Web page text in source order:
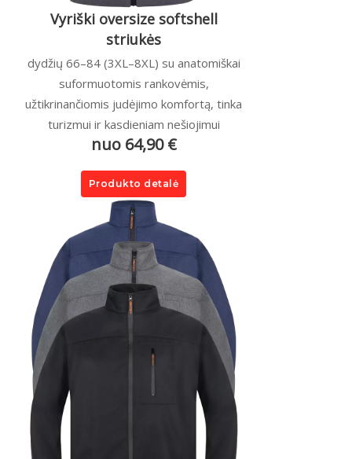
Vyriški oversize softshell
striukės
dydžių 66–84 (3XL–8XL) su anatomiškai
suformuotomis rankovėmis,
užtikrinančiomis judėjimo komfortą, tinka
turizmui ir kasdieniam nešiojimui
nuo 64,90 €
Produkto detalė